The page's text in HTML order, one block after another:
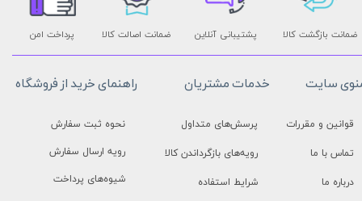
پشتیبانی آنلاین پرداخت امن ضمانت بازگشت کالا ضمانت اصالت کالا
راهنمای خرید از فروشگاه
نحوه ثبت سفارش
رویه ارسال سفارش
شیوه‌های پرداخت
خدمات مشتریان
پرسش‌های متداول
رویه‌های بازگرداندن کالا
شرایط استفاده
سایت
قوانین و مقررات
تماس با ما
درباره ما